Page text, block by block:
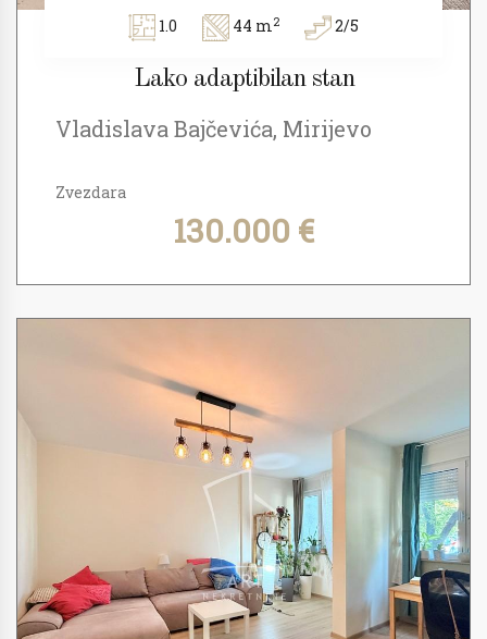
1.0 44 m2 2/5
Lako adaptibilan stan
Vladislava Bajčevića, Mirijevo
Zvezdara
130.000 €